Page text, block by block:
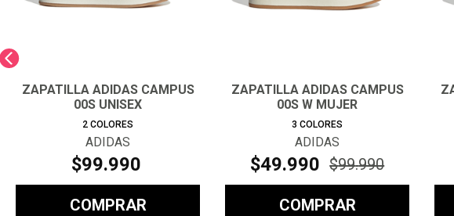
ZAPATILLA ADIDAS CAMPUS
00S UNISEX
2 COLORES
ADIDAS
$99.990
COMPRAR
ZAPATILLA ADIDAS CAMPUS
00S W MUJER
3 COLORES
ADIDAS
$49.990 $99.990
COMPRAR